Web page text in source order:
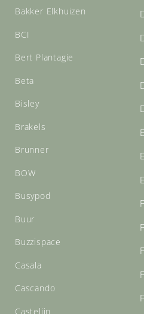
Bakker Elkhuizen
BCI
Bert Plantagie
Beta
Bisley
Brakels
Brunner
BOW
Busypod
Buur
Buzzispace
Casala
Cascando
Castelijn